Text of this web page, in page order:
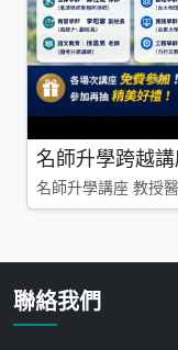
名師升學跨越
名師升學講座 教授
聯絡我們